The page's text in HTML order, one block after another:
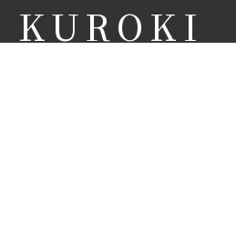
KUROKI